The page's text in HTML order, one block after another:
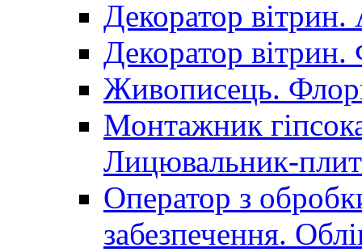
Декоратор вітрин.
Декоратор вітрин.
Живописець.
Монтажник
Лицювальник-
Оператор з
забезпечення.